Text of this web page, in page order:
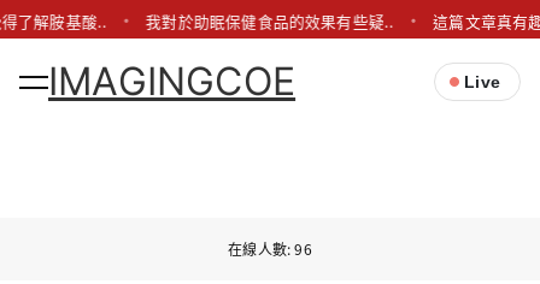
了解胺基酸.. 我對於助眠保健食品的效果有些疑.. 這篇文章真有
IMAGINGCOE Live
在線人數: 96